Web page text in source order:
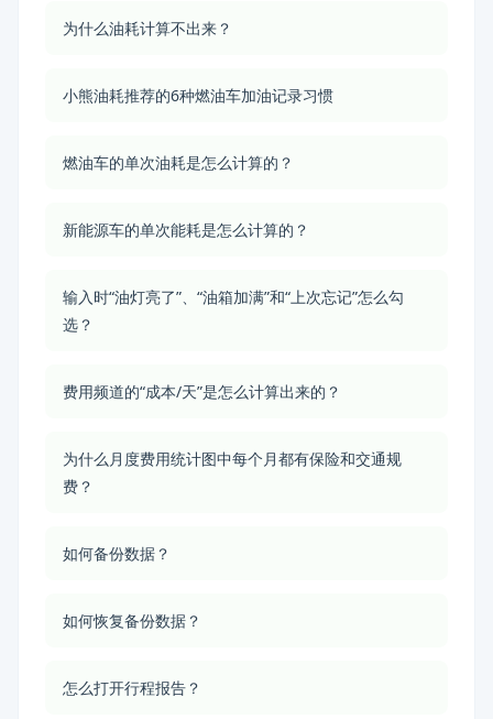
为什么油耗计算不出来？
小熊油耗推荐的6种燃油车加油记录习惯
燃油车的单次油耗是怎么计算的？
新能源车的单次能耗是怎么计算的？
输入时“油灯亮了”、“油箱加满”和“上次忘记”怎么勾
选？
费用频道的“成本/天”是怎么计算出来的？
为什么月度费用统计图中每个月都有保险和交通规
费？
如何备份数据？
如何恢复备份数据？
怎么打开行程报告？